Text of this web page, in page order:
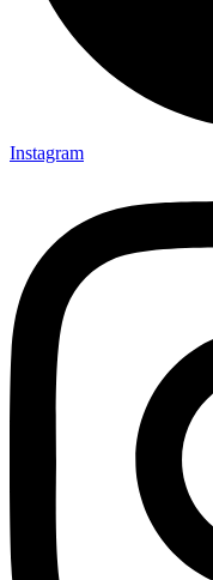
Instagram